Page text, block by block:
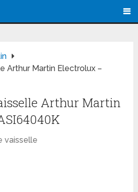
Arthur Martin Electrolux –
Arthur Martin
vaisselle